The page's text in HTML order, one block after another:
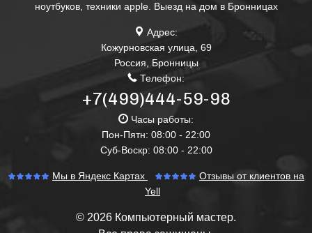
ноутбуков, техники apple. Выезд на дом в Бронницах
Адрес:
Кожурновская улица, 69
Россия, Бронницы
Телефон:
+7(499)444-59-98
Часы работы:
Пон-Пятн: 08:00 - 22:00
Суб-Воскр: 08:00 - 22:00
Мы в Яндекс Картах
Отзывы от клиентов на
Yell
© 2026 Компьютерный мастер.